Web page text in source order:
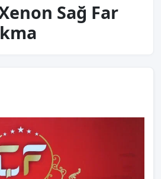
Sağ Far